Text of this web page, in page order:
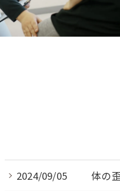
2024/09/05 体の